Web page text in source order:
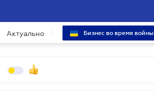
Актуально Бизнес во время войны